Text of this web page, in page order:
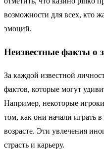
возможности для всех, кто
эмоций.
Неизвестные факты о
За каждой известной
фактов, которые могут
Например, некоторые
том, как они начали играть
возрасте. Эти увлечения
страсть и карьеру.